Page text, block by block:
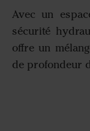
Avec un
sécurité
offre un
de profondeur